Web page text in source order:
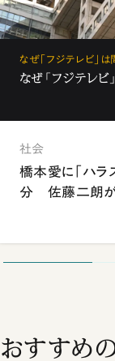
なぜ「フジテレビ」
なぜ「フジテレビ
社会
橋本愛に「ハ
分 佐藤二朗が
おすすめ